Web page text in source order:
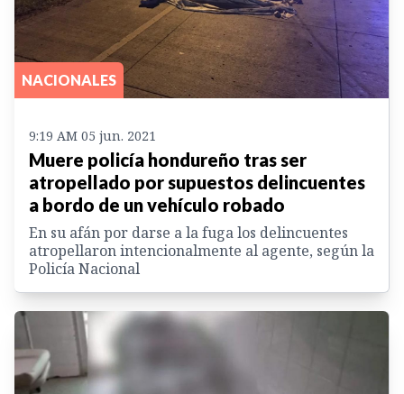
NACIONALES
9:19 AM 05 jun. 2021
Muere policía hondureño tras ser
atropellado por supuestos delincuentes
a bordo de un vehículo robado
En su afán por darse a la fuga los delincuentes
atropellaron intencionalmente al agente, según la
Policía Nacional